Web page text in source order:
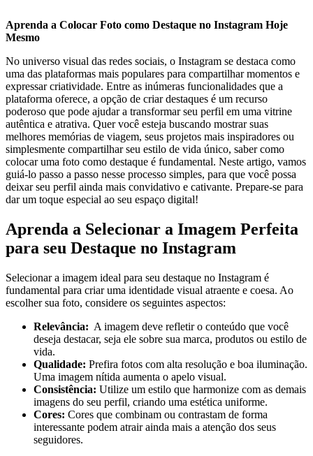
Aprenda a Colocar Foto ‌como ⁣Destaque no Instagram Hoje
Mesmo
No universo visual das​ redes sociais, o Instagram se destaca como
uma ⁢das plataformas mais ‍populares para⁢ compartilhar ⁢momentos e
expressar criatividade. Entre​ as inúmeras funcionalidades⁤ que ⁤a
plataforma oferece, a opção de criar destaques é um recurso
‍poderoso que pode ajudar a transformar seu perfil em ⁣uma vitrine
‌autêntica e atrativa. Quer você esteja buscando‍ mostrar suas
melhores memórias​ de viagem, seus projetos mais inspiradores ou
simplesmente compartilhar seu estilo⁣ de vida único, saber como
colocar uma foto como‍ destaque é ‍fundamental. Neste artigo,​ vamos
‌guiá-lo passo a ⁣passo nesse processo simples, para que você ⁢possa
‍deixar seu perfil​ ainda mais convidativo e cativante.​ Prepare-se para
dar um toque‌ especial ao seu‌ espaço digital!
Aprenda a Selecionar a Imagem Perfeita
para seu Destaque no Instagram
Selecionar a imagem ​ideal para seu destaque no Instagram é
fundamental para criar uma identidade visual atraente e ​coesa. Ao
escolher sua foto, considere os seguintes aspectos:
Relevância: ⁤ A⁤ imagem‌ deve refletir o conteúdo que você​
deseja destacar, seja ele sobre sua marca, produtos ou estilo de‍
vida.
Qualidade: Prefira fotos ‍com⁢ alta⁣ resolução‍ e boa iluminação.‍
Uma imagem‌ nítida aumenta⁣ o apelo visual.
Consistência: Utilize⁢ um estilo que‍ harmonize‍ com as demais
imagens do seu perfil, ‍criando‍ uma estética ​uniforme.
Cores: Cores que combinam ou contrastam de forma
interessante⁢ podem atrair ainda mais a ‌atenção dos seus​
seguidores.